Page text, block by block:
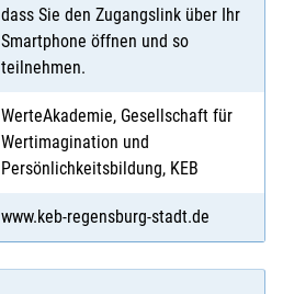
dass Sie den Zugangslink über Ihr
Smartphone öffnen und so
teilnehmen.
WerteAkademie, Gesellschaft für
Wertimagination und
Persönlichkeitsbildung, KEB
www.keb-regensburg-stadt.de